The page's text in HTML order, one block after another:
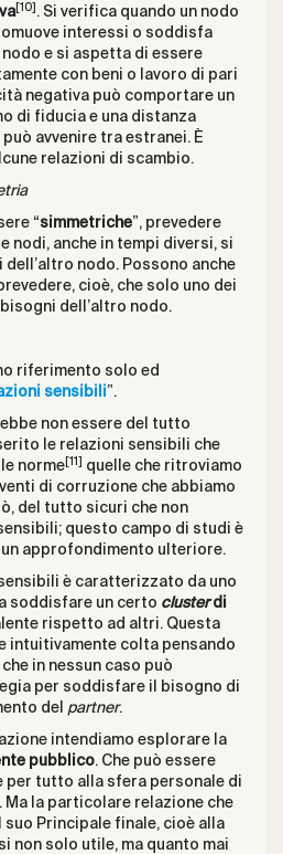
[10] . Si verifica quando un nodo
interessi o soddisfa
e si aspetta di essere
con beni o lavoro di pari
negativa può comportare un
di fiducia e una distanza
avvenire tra estranei. È
relazioni di scambio.
“simmetriche”, prevedere
nodi, anche in tempi diversi, si
nodo. Possono anche
cioè, che solo uno dei
dell’altro nodo.
riferimento solo ed
sensibili”.
non essere del tutto
le relazioni sensibili che
norme [11]
quelle che ritroviamo
di corruzione che abbiamo
del tutto sicuri che non
questo campo di studi è
approfondimento ulteriore.
è caratterizzato da uno
soddisfare un certo clusterdi
rispetto ad altri. Questa
intuitivamente colta pensando
in nessun caso può
per soddisfare il bisogno di
del partner.
intendiamo esplorare la
pubblico. Che può essere
per tutto alla sfera personale di
la particolare relazione che
suo Principale finale, cioè alla
non solo utile, ma quanto mai